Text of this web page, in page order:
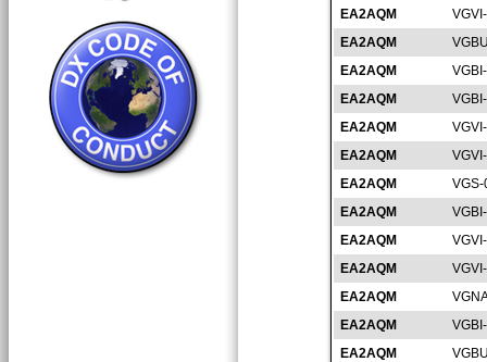
EA2AQM
EA2AQM
EA2AQM
EA2AQM
EA2AQM
EA2AQM
EA2AQM
EA2AQM
EA2AQM
EA2AQM
EA2AQM
EA2AQM
EA2AQM